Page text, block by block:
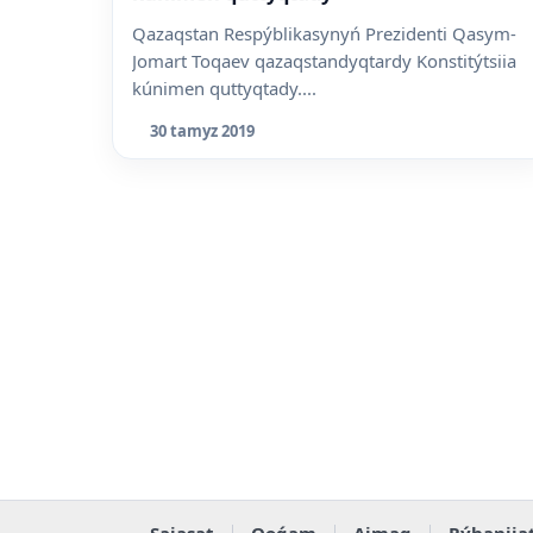
Qazaqstan Respýblikasynyń Prezidenti Qasym-
Jomart Toqaev qazaqstandyqtardy Konstitýtsiia
kúnimen quttyqtady....
30 tamyz 2019